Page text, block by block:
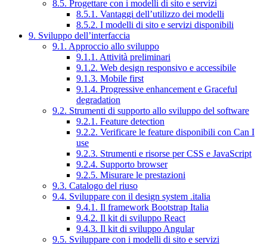
8.5. Progettare con i modelli di sito e servizi
8.5.1. Vantaggi dell’utilizzo dei modelli
8.5.2. I modelli di sito e servizi disponibili
9. Sviluppo dell’interfaccia
9.1. Approccio allo sviluppo
9.1.1. Attività preliminari
9.1.2. Web design responsivo e accessibile
9.1.3. Mobile first
9.1.4. Progressive enhancement e Graceful
degradation
9.2. Strumenti di supporto allo sviluppo del software
9.2.1. Feature detection
9.2.2. Verificare le feature disponibili con Can I
use
9.2.3. Strumenti e risorse per CSS e JavaScript
9.2.4. Supporto browser
9.2.5. Misurare le prestazioni
9.3. Catalogo del riuso
9.4. Sviluppare con il design system .italia
9.4.1. Il framework Bootstrap Italia
9.4.2. Il kit di sviluppo React
9.4.3. Il kit di sviluppo Angular
9.5. Sviluppare con i modelli di sito e servizi